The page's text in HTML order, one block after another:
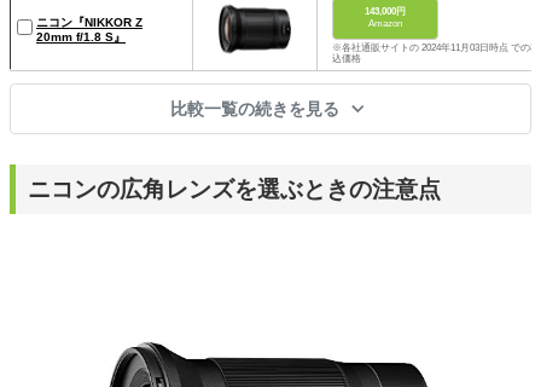
ニコン『NIKKOR Z
20mm f/1.8 S』
143,000円
Amazon
※各社通販サイトの 2024年11月03日時点 での税
込価格
比較一覧の続きを見る
ニコンの広角レンズを選ぶときの注意点